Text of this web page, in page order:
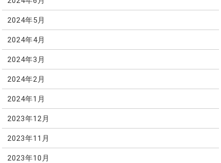
2024年5月
2024年4月
2024年3月
2024年2月
2024年1月
2023年12月
2023年11月
2023年10月